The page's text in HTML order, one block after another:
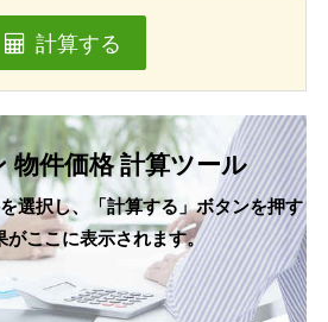
計算する
物件価格 計算ツール
選択し、「計算する」ボタンを押す
がここに表示されます。